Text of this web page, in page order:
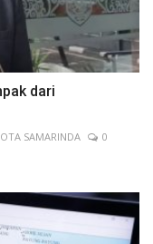
dari
SAMARINDA
0